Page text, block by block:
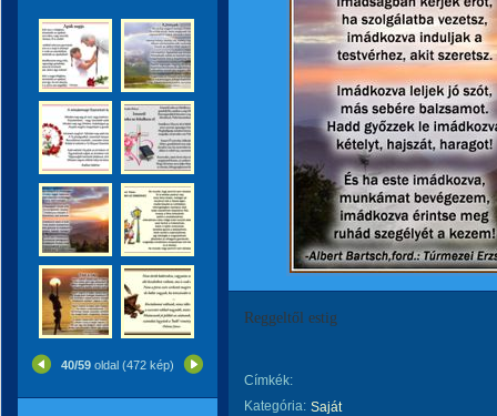
40/59 oldal (472 kép)
Reggeltől estig
Címkék:
Kategória: Saját